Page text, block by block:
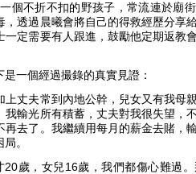
個不折不扣的野孩子，常流連於廟
透過晨曦會將自己的得救經歷分享
定需要有人跟進，鼓勵他定期返教
一個經過撮錄的真實見證：
上丈夫常到內地公幹，兒女又有我母
輸光所有積蓄，丈夫對我很失望，
去了。我繼續用每月的薪金去賭，
。
歲，女兒16歲，我們都傷心難過